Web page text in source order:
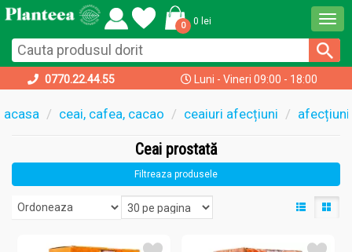
0 0 lei
0770.22.44.55 Luni - Vineri 09:00 - 18:00
acasa ceai, cafea, cacao ceaiuri afecțiuni
Ceai prostată
Filtreaza produsele